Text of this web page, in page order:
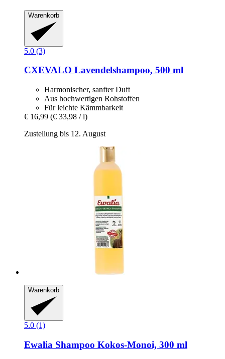
Warenkorb
5.0 (3)
CXEVALO Lavendelshampoo, 500 ml
Harmonischer, sanfter Duft
Aus hochwertigen Rohstoffen
Für leichte Kämmbarkeit
€ 16,99 (€ 33,98 / l)
Zustellung bis 12. August
Warenkorb
5.0 (1)
Ewalia Shampoo Kokos-​Monoi, 300 ml